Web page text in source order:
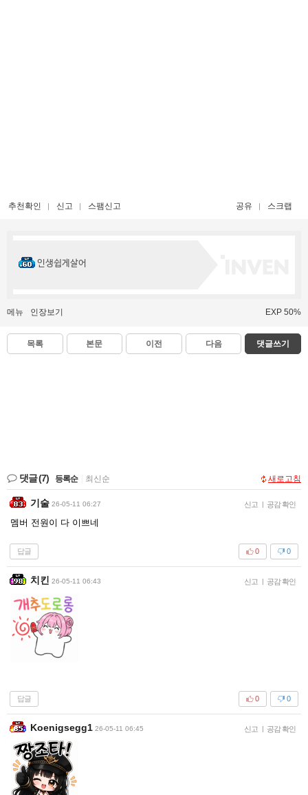
추천확인 신고 스팸신고 공유 스크랩
인생쉽게살어
메뉴 인장보기 EXP 50%
목록 본문 이전 다음 댓글쓰기
댓글(7) 등록순 최신순 새로고침
기술 26-05-11 06:27 신고 | 공감 확인
멤버 전원이 다 이쁘네
답글 0
0
치킨 26-05-11 06:43 신고 | 공감 확인
답글 0
0
Koenigsegg1 26-05-11 06:45 신고 | 공감 확인